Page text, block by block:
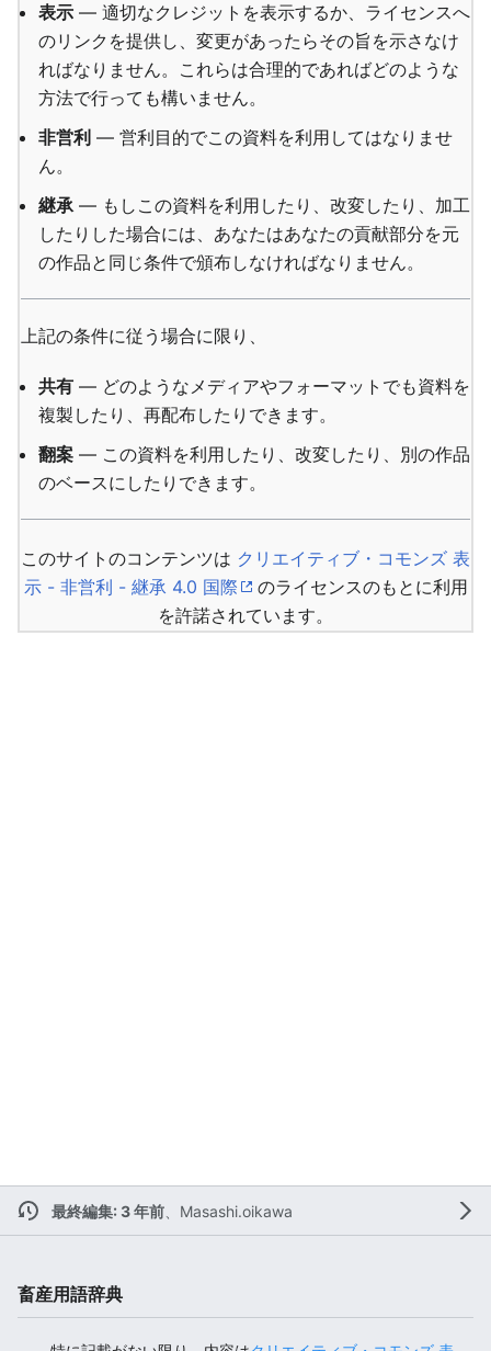
表示 — 適切なクレジットを表示するか、ライセンスへ
のリンクを提供し、変更があったらその旨を示さなけ
ればなりません。これらは合理的であればどのような
方法で行っても構いません。
非営利 — 営利目的でこの資料を利用してはなりませ
ん。
継承— もしこの資料を利用したり、改変したり、加工
したりした場合には、あなたはあなたの貢献部分を元
の作品と同じ条件で頒布しなければなりません。
上記の条件に従う場合に限り、
共有 — どのようなメディアやフォーマットでも資料を
複製したり、再配布したりできます。
翻案 — この資料を利用したり、改変したり、別の作品
のベースにしたりできます。
このサイトのコンテンツは クリエイティブ・コモンズ 表
示 - 非営利 - 継承 4.0 国際
のライセンスのもとに利用
を許諾されています。
最終編集: 3 年前、 Masashi.oikawa
畜産用語辞典